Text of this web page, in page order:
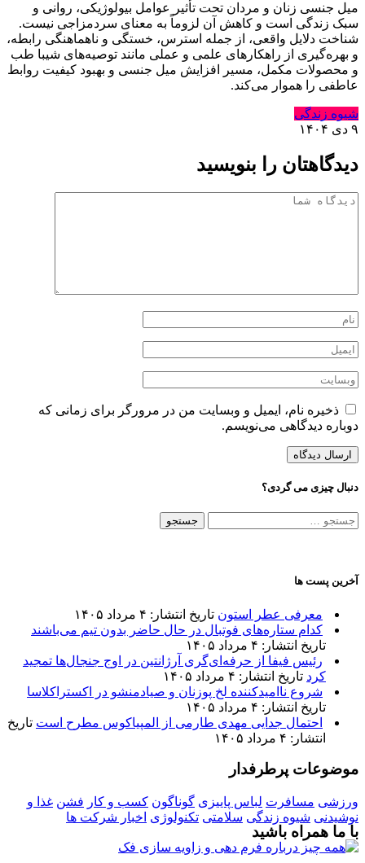
میل جنسی زنان و مردان تحت تأثیر عوامل بیولوژیکی، روانی و
سبک زندگی است و کاهش آن لزوماً به معنای سردمزاجی نیست.
شناخت دلایل واقعی، از جمله استرس، خستگی و ناهماهنگی رابطه،
و بهره‌گیری از راهکارهای علمی و عملی مانند توصیه‌های شیبا طب
و محصولات مکمل، مسیر افزایش میل جنسی و بهبود کیفیت روابط
عاطفی را هموار می‌کند.
شیوه زندگی
۹ دی ۱۴۰۴
دیدگاهتان را بنویسید
ذخیره نام، ایمیل و وبسایت من در مرورگر برای زمانی که
دوباره دیدگاهی می‌نویسم.
دنبال چیزی می گردی؟
جستجو
آخرین پست ها
معرفی عطر استون تاریخ انتشار: ۴ مرداد ۱۴۰۵
کدام ستاره‌های فوتبال در حال حاضر بدون تیم می‌باشند
تاریخ انتشار: ۴ مرداد ۱۴۰۵
رئیس فیفا از حرفه‌ای‌گری آرژانتین در اوج جنجال‌ها تمجید
کرد تاریخ انتشار: ۴ مرداد ۱۴۰۵
شروع ناامیدکننده لخ پوزنان و صیادمنشو در اکستراکلاسا
تاریخ انتشار: ۴ مرداد ۱۴۰۵
احتمال جدایی مهدی طارمی از المپیاکوس مطرح است تاریخ
انتشار: ۴ مرداد ۱۴۰۵
موضوعات پرطرفدار
ورزشی مسافرت لباس پاییزی گوناگون کسب و کار فشن غذا و
نوشیدنی شیوه زندگی سلامتی تکنولوژی اخبار شرکت ها
با ما همراه باشید